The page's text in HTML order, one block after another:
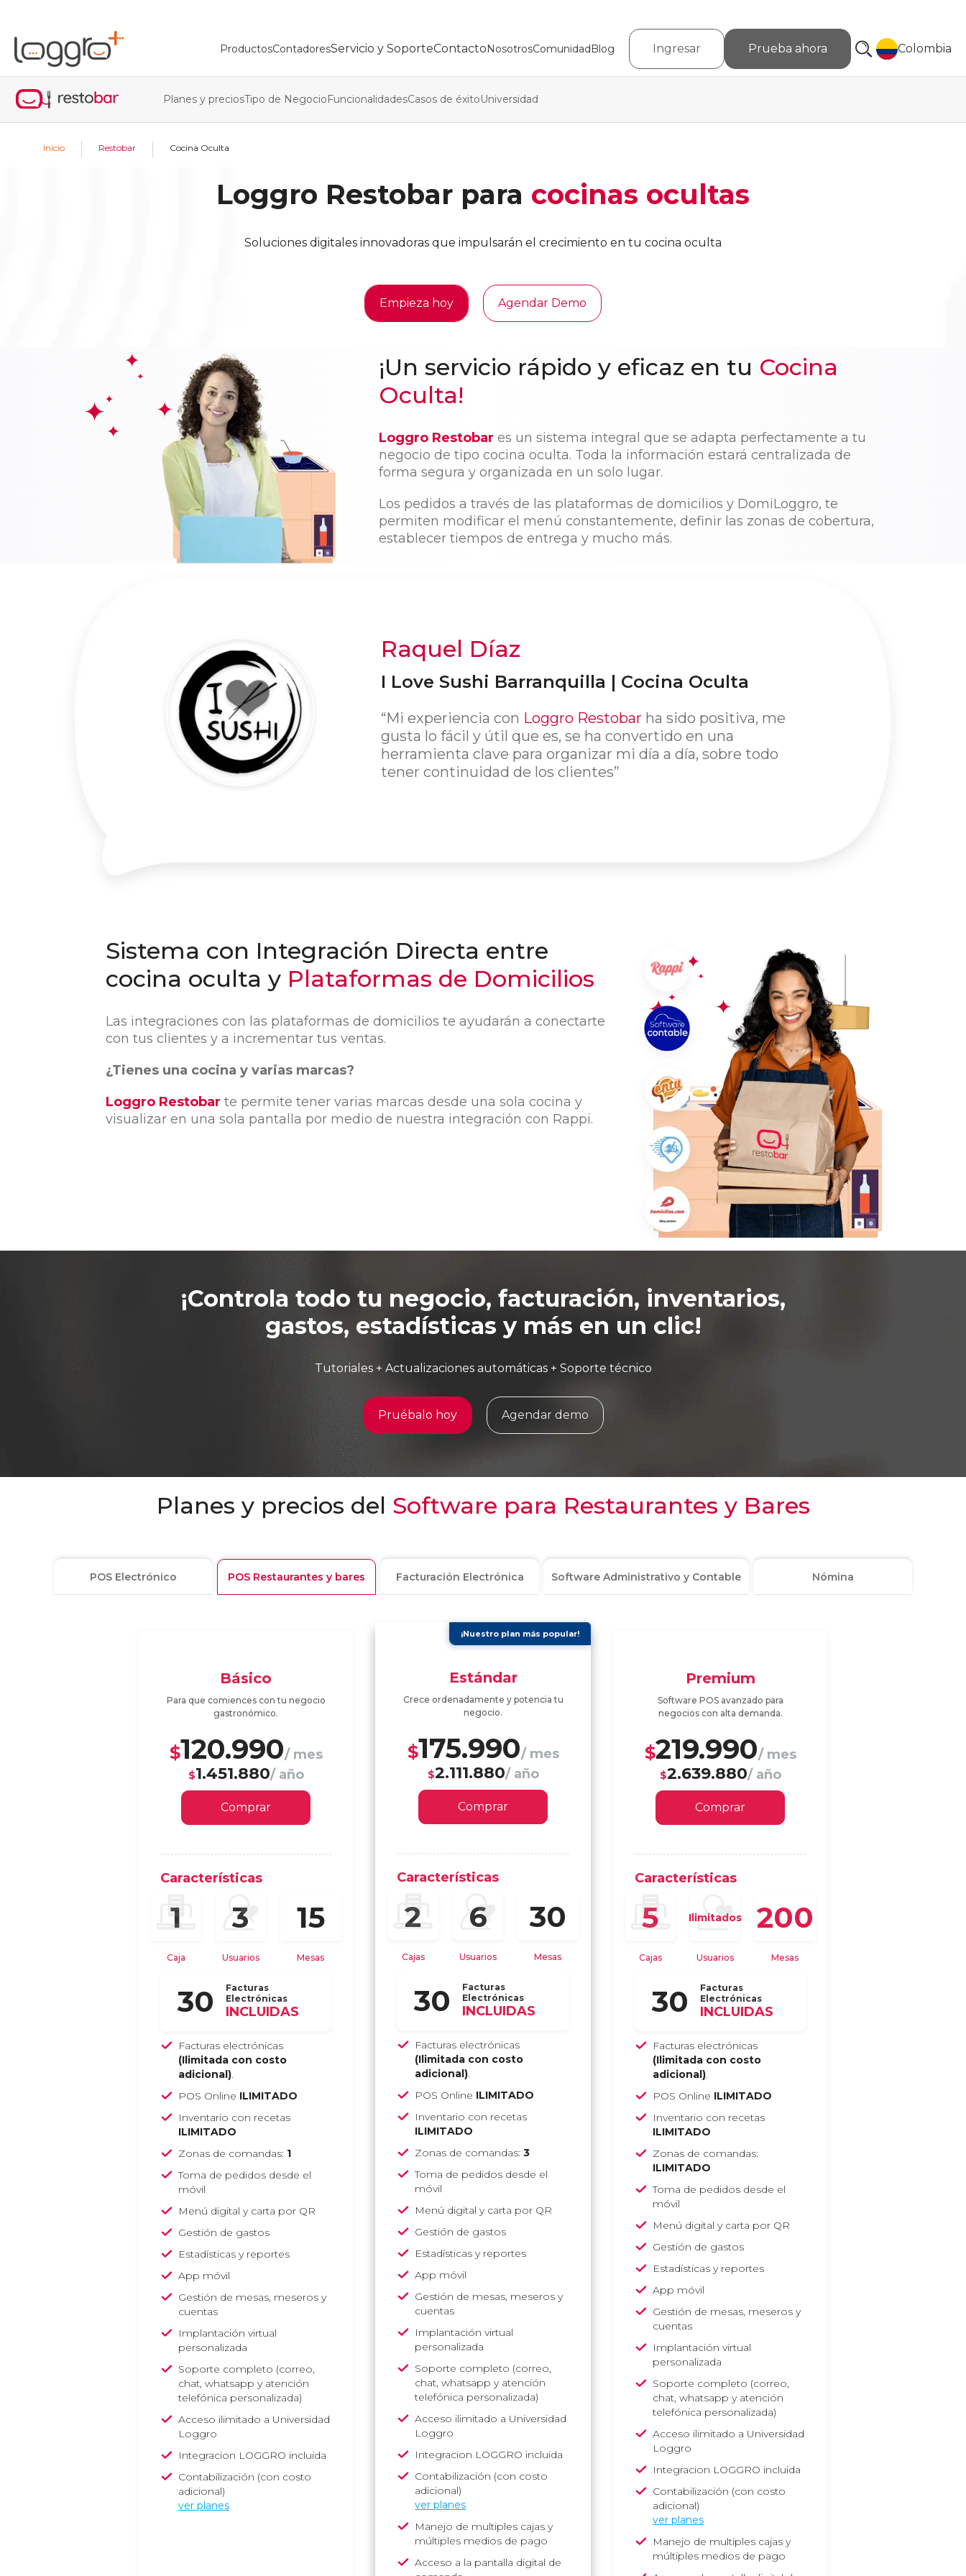
ProductosContadoresServicio y SoporteContactoNosotrosComunidadBlog Ingresar Prueba ahora Colombia
Planes y preciosTipo de NegocioFuncionalidadesCasos de éxitoUniversidad
Inicio | Restobar | Cocina Oculta
Loggro Restobar para cocinas ocultas
Soluciones digitales innovadoras que impulsarán el crecimiento en tu cocina oculta
Empieza hoy Agendar Demo
¡Un servicio rápido y eficaz en tu Cocina
Oculta!
Loggro Restobar es un sistema integral que se adapta perfectamente a tu
negocio de tipo cocina oculta. Toda la información estará centralizada de
forma segura y organizada en un solo lugar.
Los pedidos a través de las plataformas de domicilios y DomiLoggro, te
permiten modificar el menú constantemente, definir las zonas de cobertura,
establecer tiempos de entrega y mucho más.
Raquel Díaz
I Love Sushi Barranquilla | Cocina Oculta
“Mi experiencia con Loggro Restobar ha sido positiva, me
gusta lo fácil y útil que es, se ha convertido en una
herramienta clave para organizar mi día a día, sobre todo
tener continuidad de los clientes”
Sistema con Integración Directa entre
cocina oculta y Plataformas de Domicilios
Las integraciones con las plataformas de domicilios te ayudarán a conectarte
con tus clientes y a incrementar tus ventas.
‍¿Tienes una cocina y varias marcas?
Loggro Restobar te permite tener varias marcas desde una sola cocina y
visualizar en una sola pantalla por medio de nuestra integración con Rappi.
¡Controla todo tu negocio, facturación, inventarios,
gastos, estadísticas y más en un clic!
Tutoriales + Actualizaciones automáticas + Soporte técnico
Pruébalo hoy Agendar demo
Planes y precios del Software para Restaurantes y Bares
POS Electrónico POS Restaurantes y bares Facturación Electrónica Software Administrativo y Contable Nómina
Básico
Para que comiences con tu negocio
gastronómico.
$120.990/ mes
$1.451.880/ año
Comprar
Características
1
Caja
3
Usuarios
15
Mesas
30
Facturas
Electrónicas
INCLUIDAS
Facturas electrónicas
(Ilimitada con costo
adicional).
POS Online ILIMITADO
Inventario con recetas
ILIMITADO
Zonas de comandas: 1
Toma de pedidos desde el
móvil
Menú digital y carta por QR
Gestión de gastos
Estadísticas y reportes
App móvil
Gestión de mesas, meseros y
cuentas
Implantación virtual
personalizada
Soporte completo (correo,
chat, whatsapp y atención
telefónica personalizada)
Acceso ilimitado a Universidad
Loggro
Integracion LOGGRO incluida
Contabilización (con costo
adicional)
ver planes
¡Nuestro plan más popular!
Estándar
Crece ordenadamente y potencia tu
negocio.
$175.990/ mes
$2.111.880/ año
Comprar
Características
2
Cajas
6
Usuarios
30
Mesas
30
Facturas
Electrónicas
INCLUIDAS
Facturas electrónicas
(Ilimitada con costo
adicional).
POS Online ILIMITADO
Inventario con recetas
ILIMITADO
Zonas de comandas: 3
Toma de pedidos desde el
móvil
Menú digital y carta por QR
Gestión de gastos
Estadísticas y reportes
App móvil
Gestión de mesas, meseros y
cuentas
Implantación virtual
personalizada
Soporte completo (correo,
chat, whatsapp y atención
telefónica personalizada)
Acceso ilimitado a Universidad
Loggro
Integracion LOGGRO incluida
Contabilización (con costo
adicional)
ver planes
Manejo de multiples cajas y
múltiples medios de pago
Acceso a la pantalla digital de
Premium
Software POS avanzado para
negocios con alta demanda.
$219.990/ mes
$2.639.880/ año
Comprar
Características
5
Cajas
Ilimitados
Usuarios
200
Mesas
30
Facturas
Electrónicas
INCLUIDAS
Facturas electrónicas
(Ilimitada con costo
adicional).
POS Online ILIMITADO
Inventario con recetas
ILIMITADO
Zonas de comandas:
ILIMITADO
Toma de pedidos desde el
móvil
Menú digital y carta por QR
Gestión de gastos
Estadísticas y reportes
App móvil
Gestión de mesas, meseros y
cuentas
Implantación virtual
personalizada
Soporte completo (correo,
chat, whatsapp y atención
telefónica personalizada)
Acceso ilimitado a Universidad
Loggro
Integracion LOGGRO incluida
Contabilización (con costo
adicional)
ver planes
Manejo de multiples cajas y
múltiples medios de pago